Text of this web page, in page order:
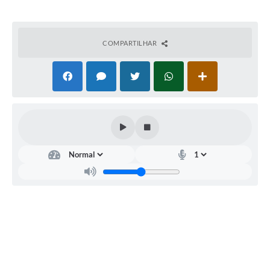
Nota Fiscal Eletrônica
COMPARTILHAR